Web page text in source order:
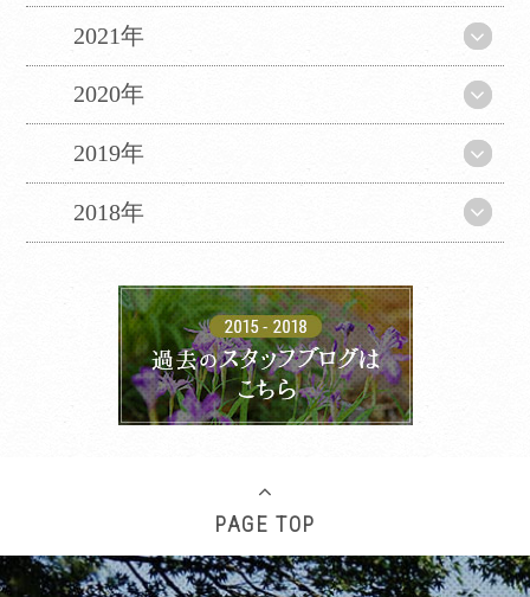
2021年
2020年
2019年
2018年
PAGE TOP
ページ内のテキストは翻訳されますが、画
像・添付ファイルなど、翻訳の対象外となる
ものもありますので、ご了承ください。
翻訳言語によってはページのレイアウトが崩
れてしまう箇所もございますが、ご了承くだ
さい。